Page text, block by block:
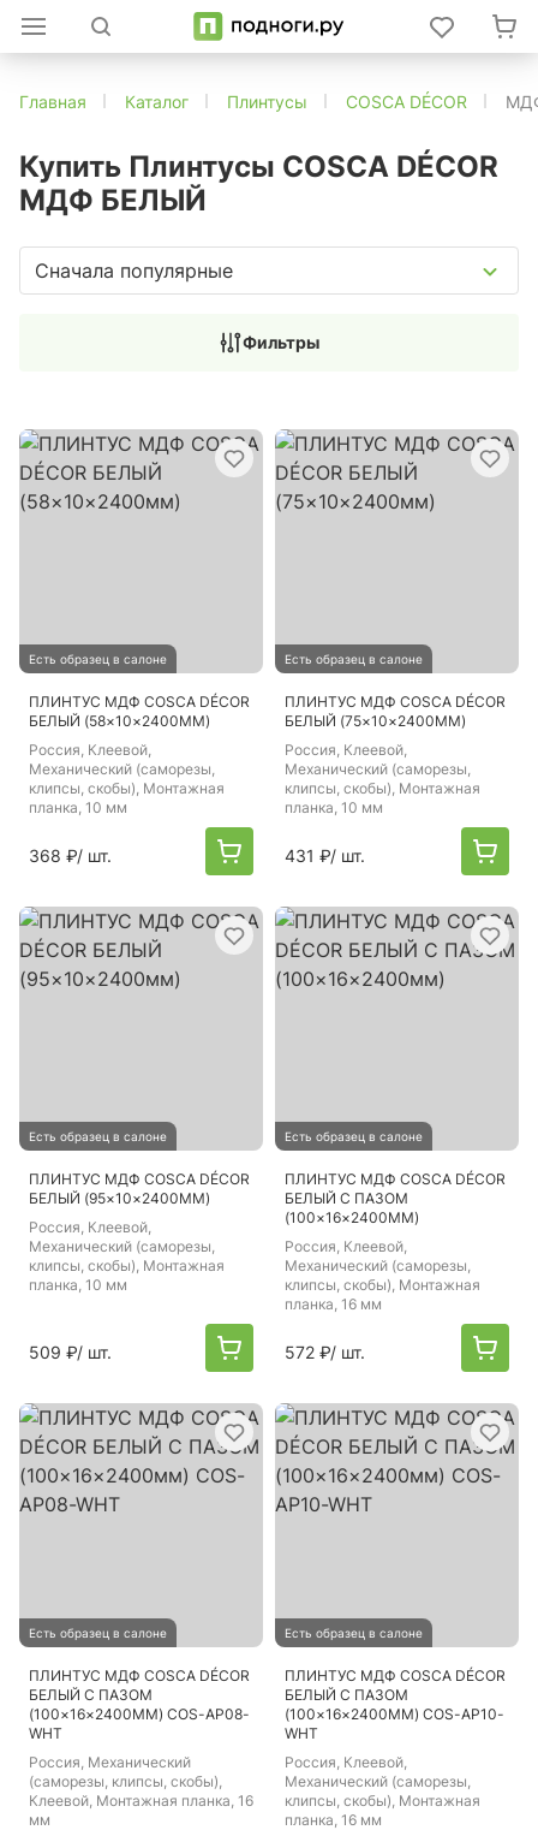
Главная Каталог Плинтусы COSCA DÉCOR
Купить Плинтусы COSCA DÉCOR
МДФ БЕЛЫЙ
Сначала популярные
Фильтры
Есть образец в салоне
ПЛИНТУС МДФ COSCA DÉCOR
БЕЛЫЙ (58×10×2400ММ)
Россия, Клеевой,
Механический (саморезы,
клипсы, скобы), Монтажная
планка, 10 мм
368 ₽/ шт.
Есть образец в салоне
ПЛИНТУС МДФ COSCA DÉCOR
БЕЛЫЙ (75×10×2400ММ)
Россия, Клеевой,
Механический (саморезы,
клипсы, скобы), Монтажная
планка, 10 мм
431 ₽/ шт.
Есть образец в салоне
ПЛИНТУС МДФ COSCA DÉCOR
БЕЛЫЙ (95×10×2400ММ)
Россия, Клеевой,
Механический (саморезы,
клипсы, скобы), Монтажная
планка, 10 мм
509 ₽/ шт.
Есть образец в салоне
ПЛИНТУС МДФ COSCA DÉCOR
БЕЛЫЙ С ПАЗОМ
(100×16×2400ММ)
Россия, Клеевой,
Механический (саморезы,
клипсы, скобы), Монтажная
планка, 16 мм
572 ₽/ шт.
Есть образец в салоне
ПЛИНТУС МДФ COSCA DÉCOR
БЕЛЫЙ С ПАЗОМ
(100×16×2400ММ) COS-AP08-
WHT
Россия, Механический
(саморезы, клипсы, скобы),
Клеевой, Монтажная планка, 16
мм
Есть образец в салоне
ПЛИНТУС МДФ COSCA DÉCOR
БЕЛЫЙ С ПАЗОМ
(100×16×2400ММ) COS-AP10-
WHT
Россия, Клеевой,
Механический (саморезы,
клипсы, скобы), Монтажная
планка, 16 мм